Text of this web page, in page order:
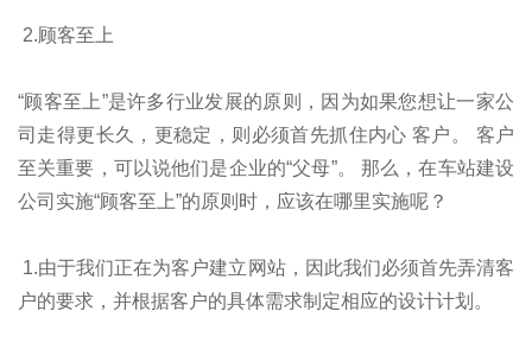
2.顾客至上
“顾客至上”是许多行业发展的原则，因为如果您想让一家公
司走得更长久，更稳定，则必须首先抓住内心 客户。 客户
至关重要，可以说他们是企业的“父母”。 那么，在车站建设
公司实施“顾客至上”的原则时，应该在哪里实施呢？
1.由于我们正在为客户建立网站，因此我们必须首先弄清客
户的要求，并根据客户的具体需求制定相应的设计计划。